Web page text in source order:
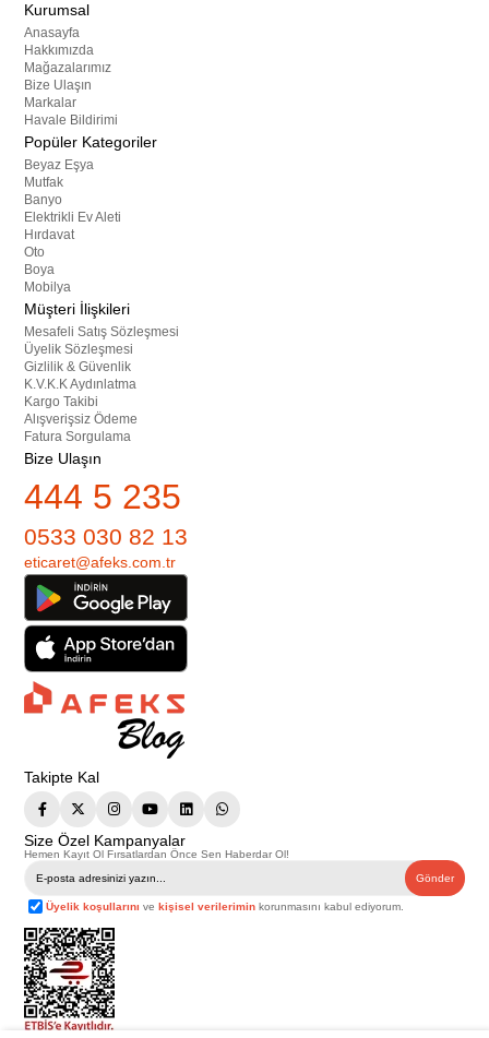
Kurumsal
Anasayfa
Hakkımızda
Mağazalarımız
Bize Ulaşın
Markalar
Havale Bildirimi
Popüler Kategoriler
Beyaz Eşya
Mutfak
Banyo
Elektrikli Ev Aleti
Hırdavat
Oto
Boya
Mobilya
Müşteri İlişkileri
Mesafeli Satış Sözleşmesi
Üyelik Sözleşmesi
Gizlilik & Güvenlik
K.V.K.K Aydınlatma
Kargo Takibi
Alışverişsiz Ödeme
Fatura Sorgulama
Bize Ulaşın
444 5 235
0533 030 82 13
eticaret@afeks.com.tr
Takipte Kal
Size Özel Kampanyalar
Hemen Kayıt Ol Fırsatlardan Önce Sen Haberdar Ol!
Gönder
Üyelik koşullarını vekişisel verilerimin korunmasını kabul ediyorum.